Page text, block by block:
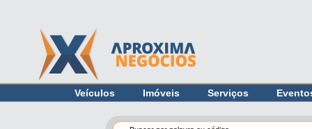
Veículos Imóveis Serviços